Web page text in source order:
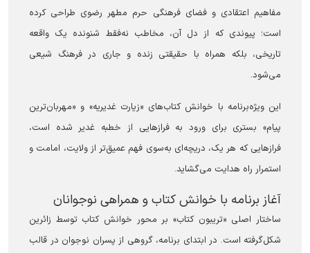
مفاهیم اعتقادی و فضای فرهنگی حرم مطهر رضوی طراحی کرده
است؛ پیوندی که از دل آن، مخاطب نه‌فقط شنونده یک واقعه
تاریخی، بلکه همراه با حقیقتی زنده و جاری در فرهنگ شیعی
می‌شود.
این ویژه‌برنامه با خوانش کتاب‌های «زیارت غدیریه» و «مهربان‌ترین
پیام» بستری برای ورود به فراز‌هایی از خطبه غدیر شده است،
فراز‌هایی که هر یک، دریچه‌ای به‌سوی فهم عمیق‌تر از ولایت، امامت و
استمرار راه هدایت می‌گشاید.
آغاز برنامه با خوانش کتاب و همراهی نوجوانان
ساختار اصلی «تریبون کتاب» بر محور خوانش کتاب توسط زائرین
شکل‌گرفته است. در ابتدای برنامه، گروهی از پسران نوجوان در قالب